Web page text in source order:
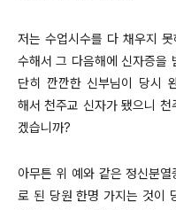
저는 수업시수를 다 채우지
수해서 그 다음해에 신자증을
단히 깐깐한 신부님이 당시
해서 천주교 신자가 됐으니
겠습니까?
아무튼 위 예와 같은 정신분
로 된 당원 한명 가지는 것이